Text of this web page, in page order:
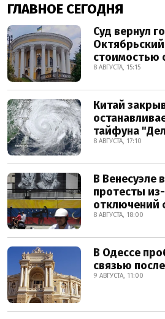
ГЛАВНОЕ СЕГОДНЯ
Суд вернул
стоимостью
8 АВГУСТА, 15:15
Китай
тайфуна
8 АВГУСТА, 17:10
В Венесуэле
протесты
отключений
8 АВГУСТА, 18:00
В Одессе
связью
9 АВГУСТА, 11:00